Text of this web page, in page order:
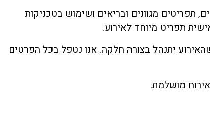
תפריטים מגוונים ובריאים ושימוש בטכניקות
תפריט מיוחד לאירוע.
יתנהל בצורה חלקה. אנו נטפל בכל הפרטים
מושלמת.